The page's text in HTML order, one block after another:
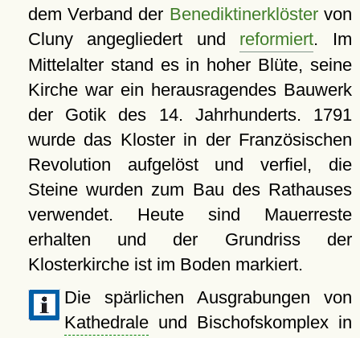
dem Verband der Benediktinerklöstervon
Cluny angegliedert und reformiert. Im
Mittelalter stand es in hoher Blüte, seine
Kirche war ein herausragendes Bauwerk
der Gotik des 14. Jahrhunderts. 1791
wurde das Kloster in der Französischen
Revolution aufgelöst und verfiel, die
Steine wurden zum Bau des Rathauses
verwendet. Heute sind Mauerreste
erhalten und der Grundriss der
Klosterkirche ist im Boden markiert.
Die spärlichen Ausgrabungen von
Kathedraleund Bischofskomplex in